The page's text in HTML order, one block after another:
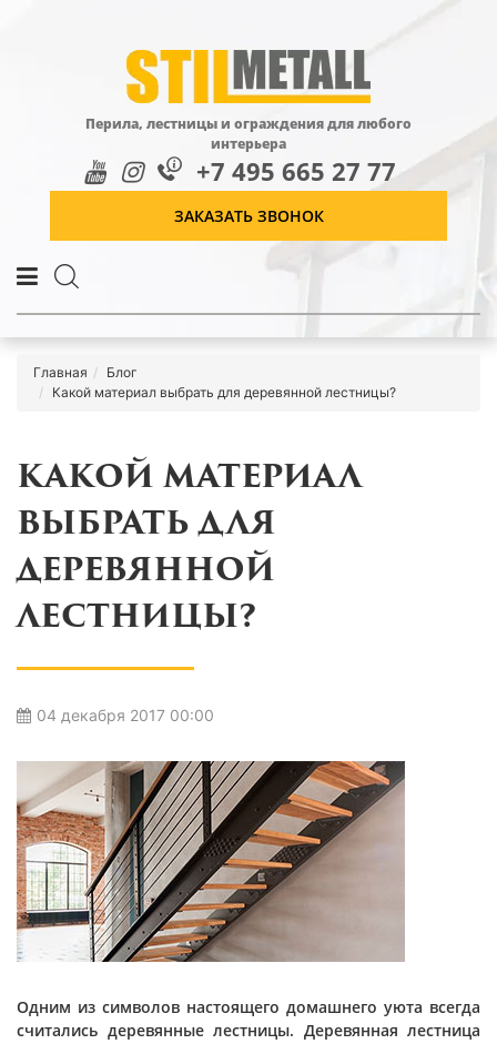
Перила, лестницы и ограждения для любого
интерьера
+7 495 665 27 77
ЗАКАЗАТЬ ЗВОНОК
Главная
Блог
Какой материал выбрать для деревянной лестницы?
КАКОЙ МАТЕРИАЛ
ВЫБРАТЬ ДЛЯ
ДЕРЕВЯННОЙ
ЛЕСТНИЦЫ?
04 декабря 2017 00:00
Одним из символов настоящего домашнего уюта всегда
считались деревянные лестницы. Деревянная лестница